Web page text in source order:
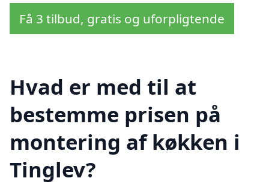
Få 3 tilbud, gratis og uforpligtende
Hvad er med til at
bestemme prisen på
montering af køkken i
Tinglev?